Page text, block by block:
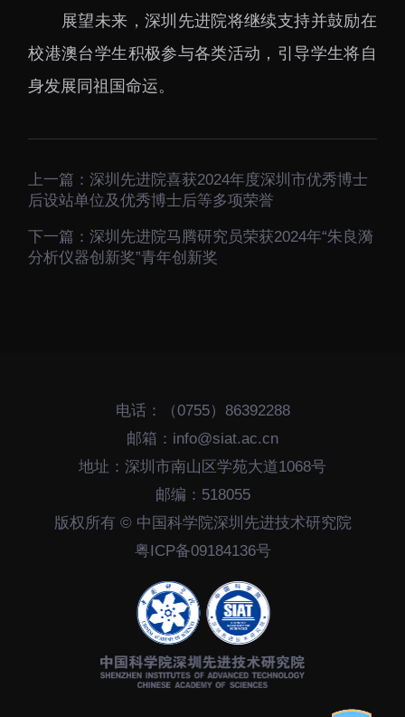
究中心
展望未来，深圳先进院将继续支持并鼓励在
校港澳台学生积极参与各类活动，引导学生将自
身发展同祖国命运。
上一篇：深圳先进院喜获2024年度深圳市优秀博士
后设站单位及优秀博士后等多项荣誉
下一篇：深圳先进院马腾研究员荣获2024年“朱良漪
分析仪器创新奖”青年创新奖
电话：（0755）86392288
邮箱：info@siat.ac.cn
地址：深圳市南山区学苑大道1068号
邮编：518055
版权所有 © 中国科学院深圳先进技术研究院
粤ICP备09184136号